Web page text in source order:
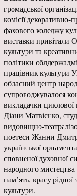
громадської
комісії
фахового коледжу
виставки привітали
культури та
політики
працівник культури
обласний центр
супроводжувалося
викладачки циклової
Діани Матвієнко,
видовищно-
поетеси Жанни
української
сповненої духовної
народного
пам’ять, красу рідної
культури.